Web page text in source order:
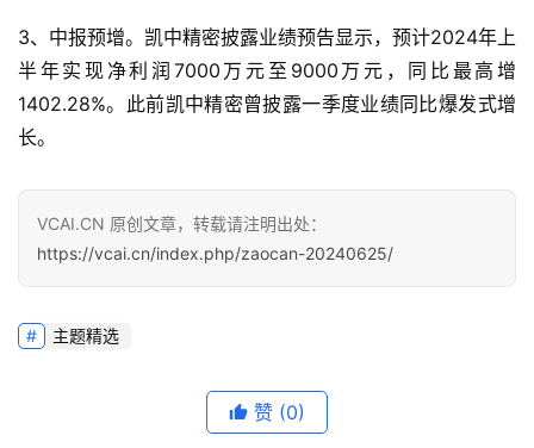
3、中报预增。凯中精密披露业绩预告显示，预计2024年上
半年实现净利润7000万元至9000万元，同比最高增
1402.28%。此前凯中精密曾披露一季度业绩同比爆发式增
长。
VCAI.CN 原创文章，转载请注明出处：
https://vcai.cn/index.php/zaocan-20240625/
主题精选
赞 (0)